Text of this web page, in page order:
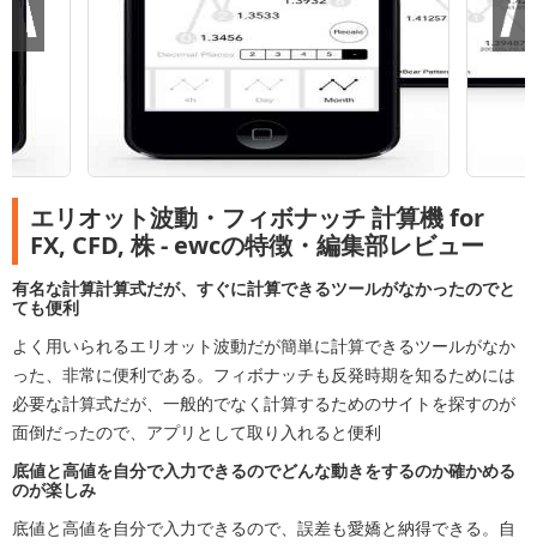
エリオット波動・フィボナッチ 計算機 for
FX, CFD, 株 - ewcの特徴・編集部レビュー
有名な計算計算式だが、すぐに計算できるツールがなかったのでと
ても便利
よく用いられるエリオット波動だが簡単に計算できるツールがなか
った、非常に便利である。フィボナッチも反発時期を知るためには
必要な計算式だが、一般的でなく計算するためのサイトを探すのが
面倒だったので、アプリとして取り入れると便利
底値と高値を自分で入力できるのでどんな動きをするのか確かめる
のが楽しみ
底値と高値を自分で入力できるので、誤差も愛嬌と納得できる。自